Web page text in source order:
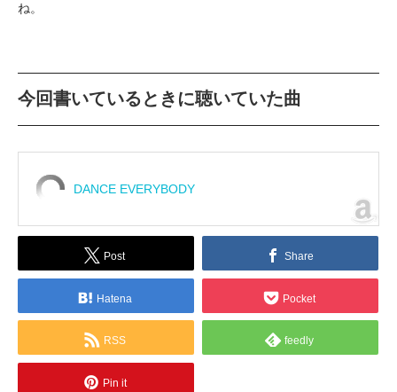
ね。
今回書いているときに聴いていた曲
DANCE EVERYBODY
Post Share
Hatena Pocket
RSS feedly
Pin it